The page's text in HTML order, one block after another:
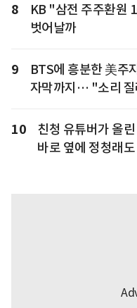
8
KB "삼전 주주환원
벗어날까
9
BTS에 흥분한 美주
자막까지… "소리
10
친청 유튜버가 올
바로 옆에 정청래